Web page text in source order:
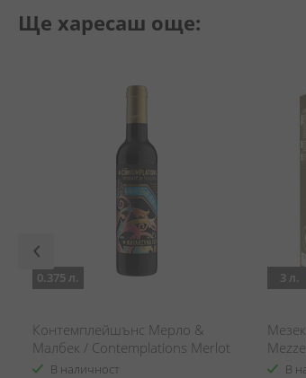
Ще харесаш още:
0.375 л.
Контемплейшънс Мерло &
Малбек / Contemplations Merlot
& Malbec
В наличност
3 л.
В